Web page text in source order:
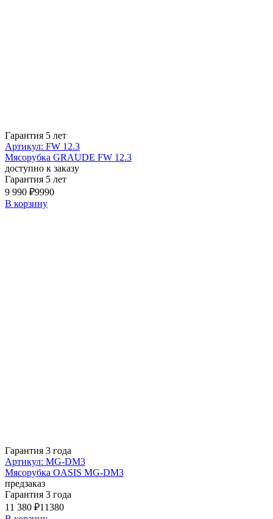
Гарантия 5 лет
Артикул: FW 12.3
Мясорубка GRAUDE FW 12.3
доступно к заказу
Гарантия 5 лет
9 990 ₽9990
В корзину
Гарантия 3 года
Артикул: MG-DM3
Мясорубка OASIS MG-DM3
предзаказ
Гарантия 3 года
11 380 ₽11380